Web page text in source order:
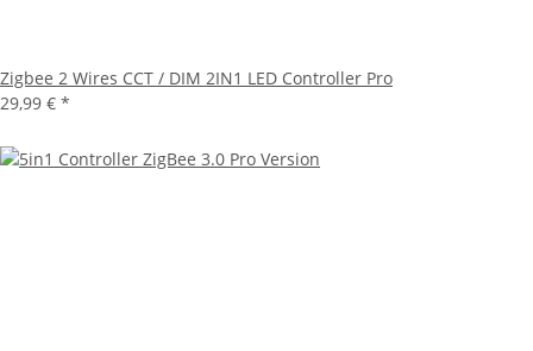
Zigbee 2 Wires CCT / DIM 2IN1 LED Controller Pro
29,99 € *